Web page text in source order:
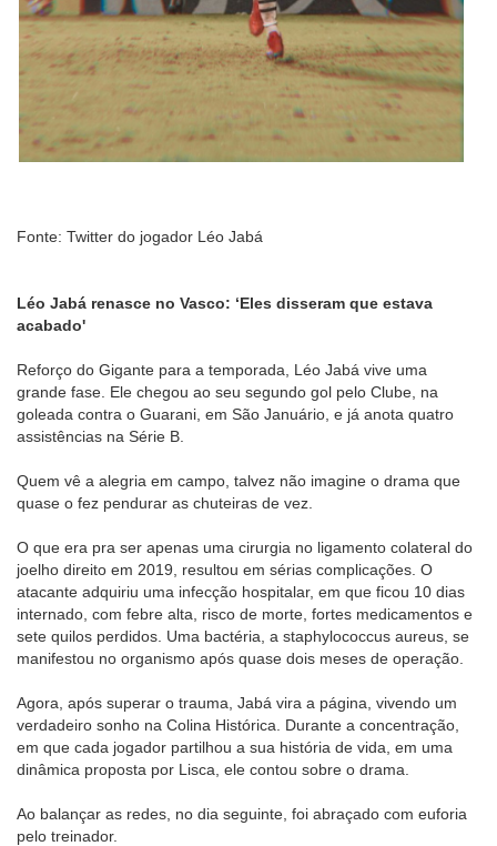
Fonte: Twitter do jogador Léo Jabá
Léo Jabá renasce no Vasco: ‘Eles disseram que estava
acabado'
Reforço do Gigante para a temporada, Léo Jabá vive uma
grande fase. Ele chegou ao seu segundo gol pelo Clube, na
goleada contra o Guarani, em São Januário, e já anota quatro
assistências na Série B.
Quem vê a alegria em campo, talvez não imagine o drama que
quase o fez pendurar as chuteiras de vez.
O que era pra ser apenas uma cirurgia no ligamento colateral do
joelho direito em 2019, resultou em sérias complicações. O
atacante adquiriu uma infecção hospitalar, em que ficou 10 dias
internado, com febre alta, risco de morte, fortes medicamentos e
sete quilos perdidos. Uma bactéria, a staphylococcus aureus, se
manifestou no organismo após quase dois meses de operação.
Agora, após superar o trauma, Jabá vira a página, vivendo um
verdadeiro sonho na Colina Histórica. Durante a concentração,
em que cada jogador partilhou a sua história de vida, em uma
dinâmica proposta por Lisca, ele contou sobre o drama.
Ao balançar as redes, no dia seguinte, foi abraçado com euforia
pelo treinador.